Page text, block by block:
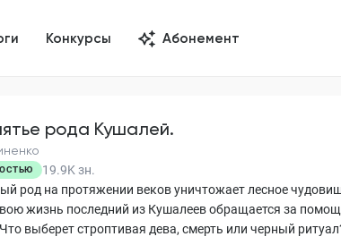
Конкурсы Абонемент
рода Кушалей.
19.9K зн.
род на протяжении веков уничтожает лесное
жизнь последний из Кушалеев обращается за
выберет строптивая дева, смерть или черный